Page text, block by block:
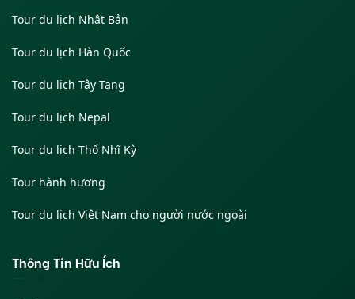
Tour du lịch Nhật Bản
Tour du lịch Hàn Quốc
Tour du lịch Tây Tạng
Tour du lịch Nepal
Tour du lịch Thổ Nhĩ Kỳ
Tour hành hương
Tour du lịch Việt Nam cho người nước ngoài
Thông Tin Hữu Ích